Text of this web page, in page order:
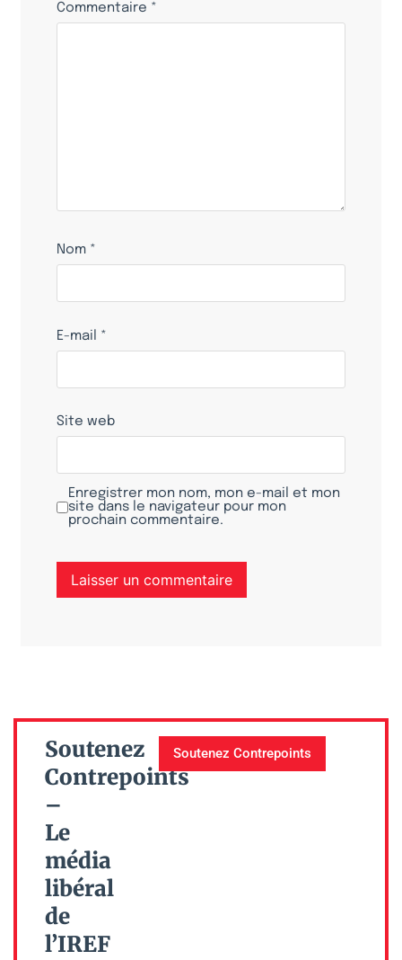
Commentaire *
Nom *
E-mail *
Site web
Enregistrer mon nom, mon e-mail et mon
site dans le navigateur pour mon
prochain commentaire.
Soutenez
Contrepoints
–
Le
média
libéral
de
l’IREF
Soutenez Contrepoints